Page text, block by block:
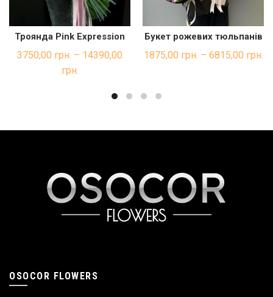
ШВИДКА ПОКУПКА
Троянда Pink Expression
3750,00 грн. – 14390,00
грн.
ШВИДКА ПОКУПКА
Букет рожевих тюльпанів
1875,00 грн. – 6815,00 грн.
OSOCOR FLOWERS